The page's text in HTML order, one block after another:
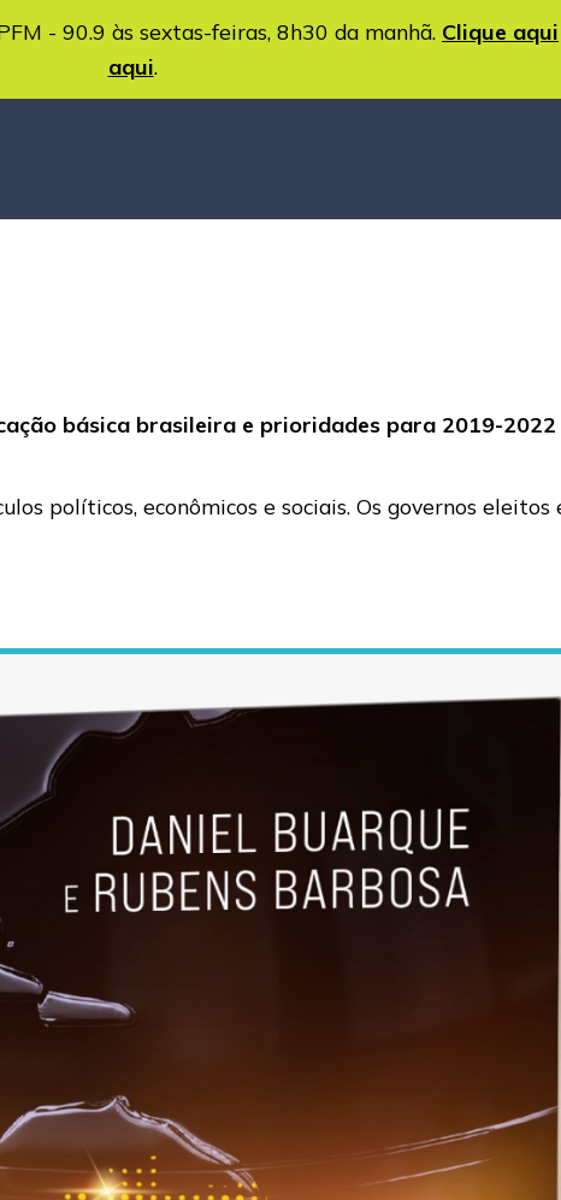
- 90.9 às sextas-feiras, 8h30 da manhã. Clique aqui
aqui.
básica brasileira e prioridades para 2019-2022
políticos, econômicos e sociais. Os governos